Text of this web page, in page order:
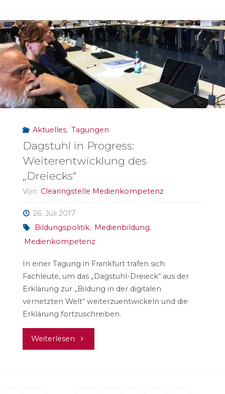
kein
Spaß!"
Aktuelles, Tagungen
Dagstuhl in Progress:
Weiterentwicklung des
„Dreiecks“
Von Clearingstelle Medienkompetenz
26. Juli 2017
Bildungspolitik, Medienbildung,
Medienkompetenz
In einer Tagung in Frankfurt trafen sich
Fachleute, um das „Dagstuhl-Dreieck“ aus der
Erklärung zur „Bildung in der digitalen
vernetzten Welt“ weiterzuentwickeln und die
Erklärung fortzuschreiben.
Weiterlesen "Dagstuhl